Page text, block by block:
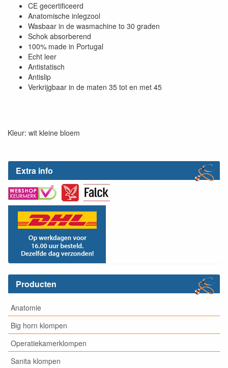
Extra info
Producten
Anatomie
Big horn klompen
Operatiekamerklompen
Sanita klompen
CE gecertificeerd
Anatomische inlegzool
Wasbaar in de wasmachine to 30 graden
Schok absorberend
100% made in Portugal
Echt leer
Antistatisch
Antislip
Verkrijgbaar in de maten 35 tot en met 45
Kleur: wit kleine bloem